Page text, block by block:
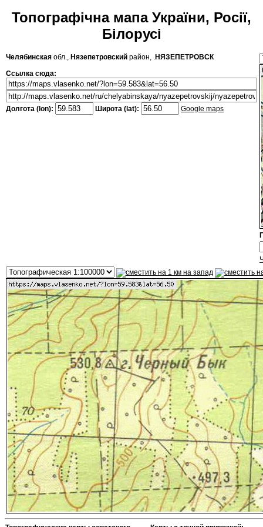
Топографічна мапа України, Росії,
Білорусі
Челябинская обл., Нязепетровский район, .НЯЗЕПЕТРОВСК
Ссылка сюда:
Долгота (lon): Широта (lat): Google maps